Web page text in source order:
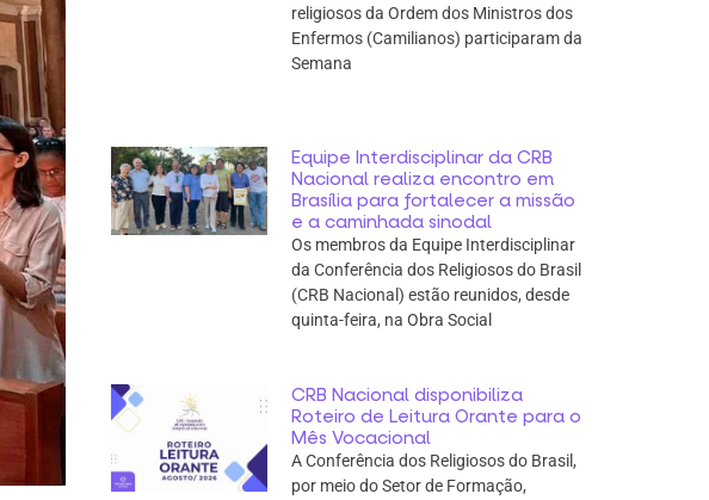
religiosos da Ordem dos Ministros dos
Enfermos (Camilianos) participaram da
Semana
Equipe Interdisciplinar da CRB
Nacional realiza encontro em
Brasília para fortalecer a missão
e a caminhada sinodal
Os membros da Equipe Interdisciplinar
da Conferência dos Religiosos do Brasil
(CRB Nacional) estão reunidos, desde
quinta-feira, na Obra Social
CRB Nacional disponibiliza
Roteiro de Leitura Orante para o
Mês Vocacional
A Conferência dos Religiosos do Brasil,
por meio do Setor de Formação,